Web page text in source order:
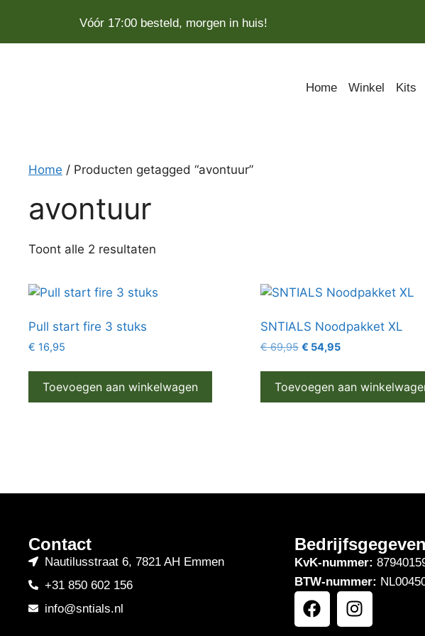
Vóór 17:00 besteld, morgen in huis!
Home Winkel Kits
Home / Producten getagged “avontuur”
avontuur
Toont alle 2 resultaten
Pull start fire 3 stuks
€ 16,95
Toevoegen aan winkelwagen
SNTIALS Noodpakket XL
€69,95 € 54,95
Toevoegen aan
Contact
Nautilusstraat 6, 7821 AH Emmen
+31 850 602 156
info@sntials.nl
KvK-nummer:
BTW-nummer: